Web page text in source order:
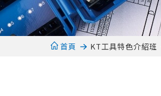
首頁 KT工具特色介紹班